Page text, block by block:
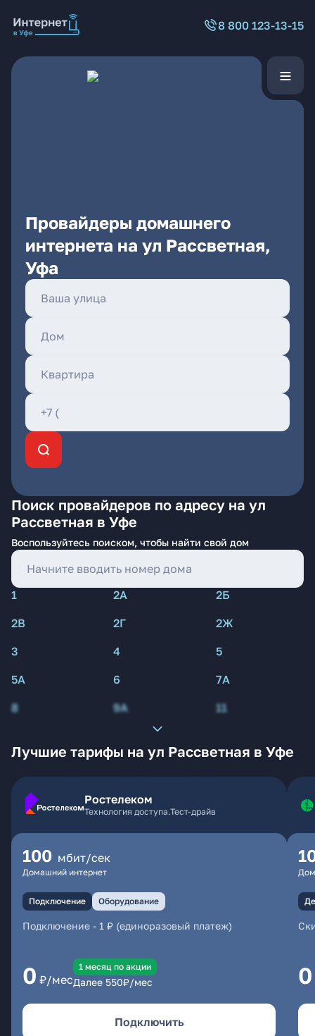
8 800 123-13-15
Провайдеры домашнего
интернета на ул Рассветная,
Уфа
Поиск провайдеров по адресу на ул
Рассветная в Уфе
Воспользуйтесь поиском, чтобы найти свой дом
1 2А
2Б
2В
2Г
2Ж
3
4
5
5А
6
7А
8
9А 11
Лучшие тарифы на ул Рассветная в Уфе
Ростелеком
Технология доступа.Тест-драйв
100 мбит/сек
Домашний интернет
Подключение Оборудование
Подключение - 1 ₽ (единоразовый платеж)
0 ₽/мес
1 месяц по акции
Далее 550₽/мес
Подключить
0